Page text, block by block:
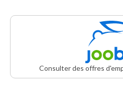
Consulter des offres